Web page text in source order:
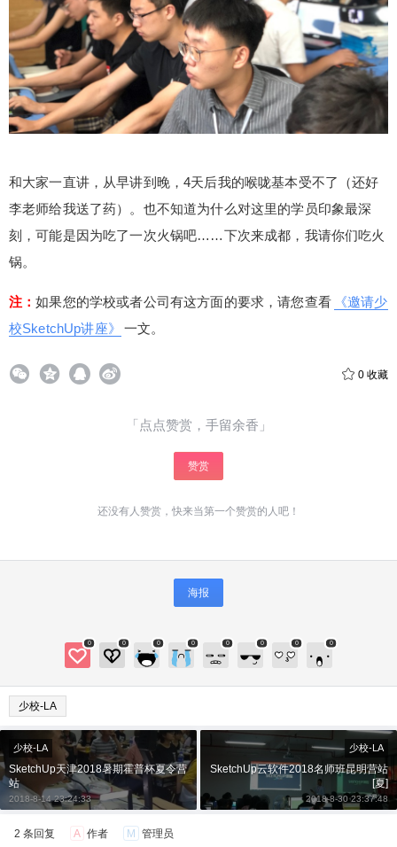
和大家一直讲，从早讲到晚，4天后我的喉咙基本受不了（还好
李老师给我送了药）。也不知道为什么对这里的学员印象最深
刻，可能是因为吃了一次火锅吧……下次来成都，我请你们吃火
锅。
注：如果您的学校或者公司有这方面的要求，请您查看
《邀请少
校SketchUp讲座》
一文。
0 收藏
「点点赞赏，手留余香」
赞赏
还没有人赞赏，快来当第一个赞赏的人吧！
海报
0 0 0 0 0 0 0 0
少校-LA
2 元 5 10
20 50 自定义
付费内容
少校-LA
SketchUp天津2018暑期霍普杯夏令营
站
2018-8-14 23:24:33
少校-LA
SketchUp云软件2018名师班昆明营站
[夏]
2018-8-30 23:37:48
2 条回复 A 作者 M 管理员